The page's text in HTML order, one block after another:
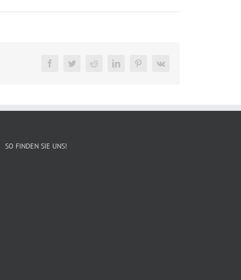
FacebookTwitterRedditLinkedInPinterestVk
SO FINDEN SIE UNS!